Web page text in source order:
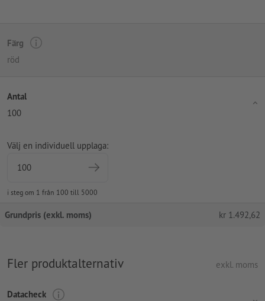
Färg
röd
Antal
100
Välj en individuell upplaga:
i steg om 1 från 100 till 5000
Grundpris (exkl. moms) kr 1.492,62
Fler produktalternativ exkl. moms
Datacheck